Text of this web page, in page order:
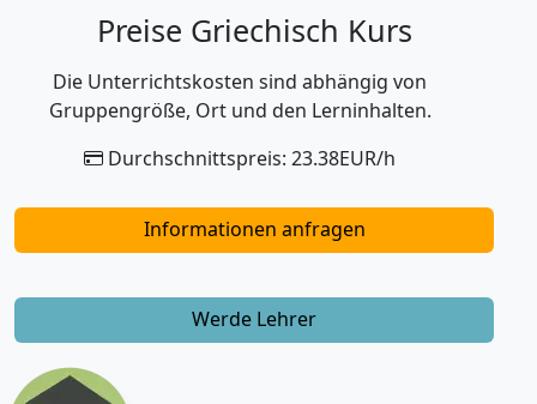
Preise Griechisch Kurs
Die Unterrichtskosten sind abhängig von
Gruppengröße, Ort und den Lerninhalten.
Durchschnittspreis: 23.38EUR/h
Informationen anfragen
Werde Lehrer